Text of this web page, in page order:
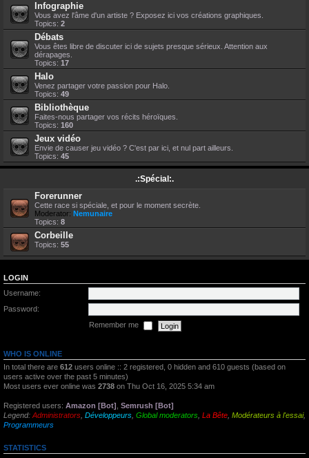
Infographie
Vous avez l'âme d'un artiste ? Exposez ici vos créations graphiques.
Topics: 2
Débats
Vous êtes libre de discuter ici de sujets presque sérieux. Attention aux
dérapages.
Topics: 17
Halo
Venez partager votre passion pour Halo.
Topics: 49
Bibliothèque
Faites-nous partager vos récits héroïques.
Topics: 160
Jeux vidéo
Envie de causer jeu vidéo ? C'est par ici, et nul part ailleurs.
Topics: 45
.:Spécial:.
Forerunner
Cette race si spéciale, et pour le moment secrète.
Moderator: Nemunaire
Topics: 8
Corbeille
Topics: 55
LOGIN
Username:
Password:
Remember me
WHO IS ONLINE
In total there are 612 users online :: 2 registered, 0 hidden and 610 guests (based on
users active over the past 5 minutes)
Most users ever online was 2738 on Thu Oct 16, 2025 5:34 am
Registered users: Amazon [Bot] Semrush [Bot]
Legend: Administrators Développeurs Global moderators La Bête Modérateurs à l'essai,
Programmeurs
STATISTICS